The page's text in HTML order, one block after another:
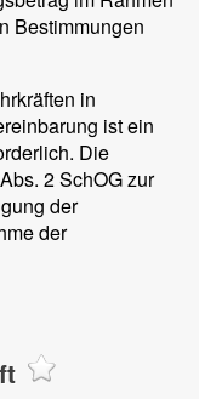
Bestimmungen
in
ist ein
Die
2 SchOG zur
der
der